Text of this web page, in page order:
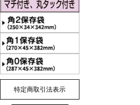
特定商取引法表示